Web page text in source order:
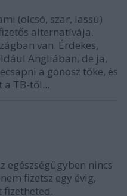
(olcsó, szar, lassú)
alternatívája.
van. Érdekes,
Angliában, de ja,
a gonosz tőke, és
TB-től...
egészségügyben nincs
fizetsz egy évig,
fizetheted.